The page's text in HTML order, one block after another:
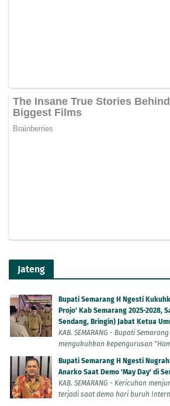
Jateng
Bupati Semarang H Ngesti
Projo' Kab Semarang 2025-2028,
Sendang, Bringin) Jabat Ketua
KAB. SEMARANG - Bupati
mengukuhkan kepengurusan
Bupati Semarang H Ngesti
Anarko Saat Demo 'May Day' di
KAB. SEMARANG - Kericuhan
terjadi saat demo hari buruh